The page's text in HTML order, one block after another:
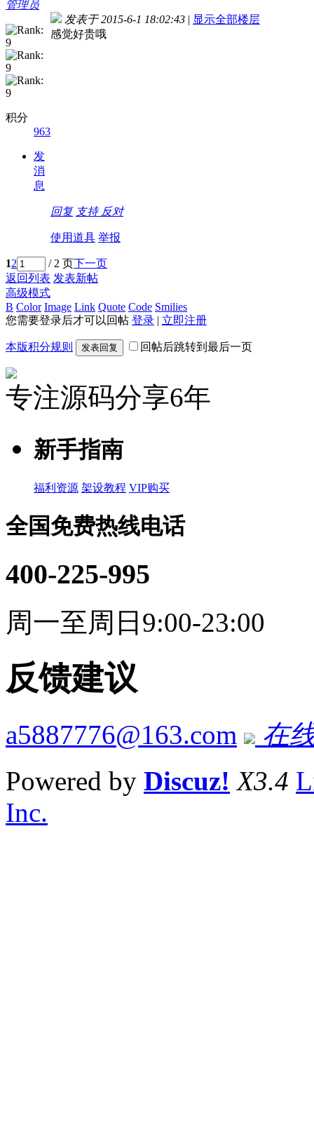
管理员
积分
963
发
消
息
发表于 2015-6-1 18:02:43 | 显示全部楼层
感觉好贵哦
回复 支持 反对
使用道具 举报
12 / 2 页下一页
返回列表 发表新帖
高级模式
B Color Image Link Quote Code Smilies
您需要登录后才可以回帖 登录 | 立即注册
本版积分规则 发表回复 回帖后跳转到最后一页
专注源码分享6年
新手指南
福利资源 架设教程 VIP购买
全国免费热线电话
400-225-995
周一至周日9:00-23:00
反馈建议
a5887776@163.com
在
Powered by Discuz! X3.4
Inc.